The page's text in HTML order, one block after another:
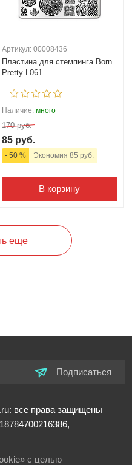
Артикул: 00008436
Пластина для стемпинга Born
Pretty L061
Наличие: много
170 руб.
85 руб.
- 50 % Экономия 85 руб.
В корзину
еще
Подписаться
все права защищены
с целью